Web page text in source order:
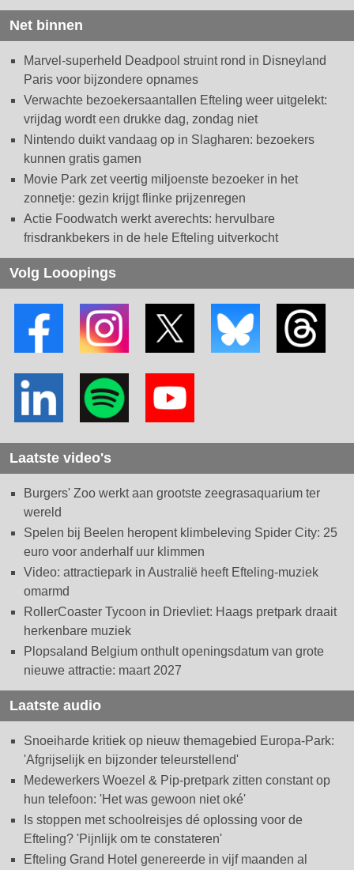
Net binnen
Marvel-superheld Deadpool struint rond in Disneyland
Paris voor bijzondere opnames
Verwachte bezoekersaantallen Efteling weer uitgelekt:
vrijdag wordt een drukke dag, zondag niet
Nintendo duikt vandaag op in Slagharen: bezoekers
kunnen gratis gamen
Movie Park zet veertig miljoenste bezoeker in het
zonnetje: gezin krijgt flinke prijzenregen
Actie Foodwatch werkt averechts: hervulbare
frisdrankbekers in de hele Efteling uitverkocht
Volg Looopings
Laatste video's
Burgers' Zoo werkt aan grootste zeegrasaquarium ter
wereld
Spelen bij Beelen heropent klimbeleving Spider City: 25
euro voor anderhalf uur klimmen
Video: attractiepark in Australië heeft Efteling-muziek
omarmd
RollerCoaster Tycoon in Drievliet: Haags pretpark draait
herkenbare muziek
Plopsaland Belgium onthult openingsdatum van grote
nieuwe attractie: maart 2027
Laatste audio
Snoeiharde kritiek op nieuw themagebied Europa-Park:
'Afgrijselijk en bijzonder teleurstellend'
Medewerkers Woezel & Pip-pretpark zitten constant op
hun telefoon: 'Het was gewoon niet oké'
Is stoppen met schoolreisjes dé oplossing voor de
Efteling? 'Pijnlijk om te constateren'
Efteling Grand Hotel genereerde in vijf maanden al